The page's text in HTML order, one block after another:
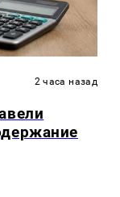
2 часа назад